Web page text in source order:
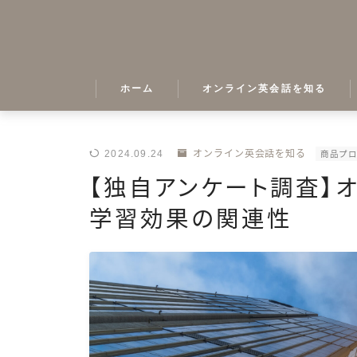
ホーム オンライン英会話を知る
2024.09.24 オンライン英会話を知る 商品プ
【独自アンケート調査
学習効果の関連性